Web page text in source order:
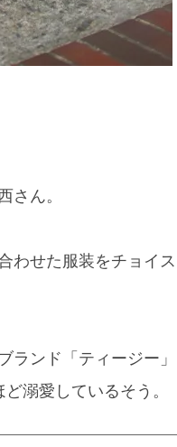
さん。
わせた服装をチョイス
ンド「ティージー」
溺愛しているそう。